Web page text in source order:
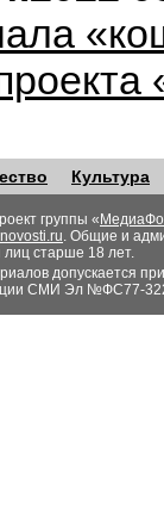
Культура
группы «
. Общие и
старше 18 лет.
допускается
СМИ Эл №ФС77-